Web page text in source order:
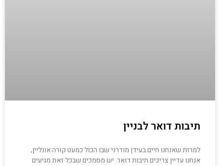
תיבות דואר לבניין
למרות שאנחנו חיים בעידן מודרני שבו הכול כמעט קורה אונליין,
אנחנו עדיין צריכים תיבות דואר. יש מסמכים שבכל זאת מגיעים